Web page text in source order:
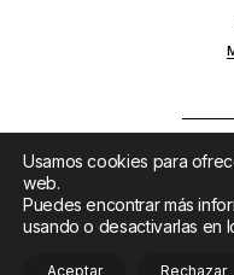
Usamos cookies para
web.
Puedes encontrar más
usando o desactivarlas en
Aceptar Rechazar